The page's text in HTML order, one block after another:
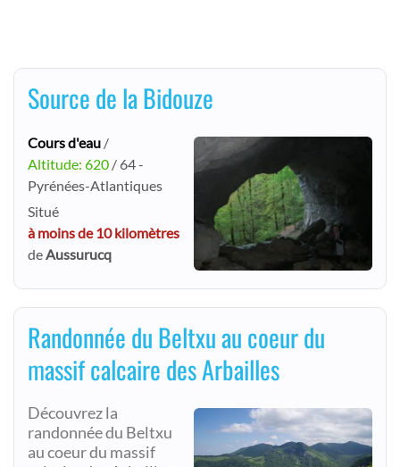
Source de la Bidouze
Cours d'eau /
Altitude: 620 / 64 -
Pyrénées-Atlantiques
Situé
à moins de 10 kilomètres
deAussurucq
Randonnée du Beltxu au coeur du
massif calcaire des Arbailles
Découvrez la
randonnée du Beltxu
au coeur du massif